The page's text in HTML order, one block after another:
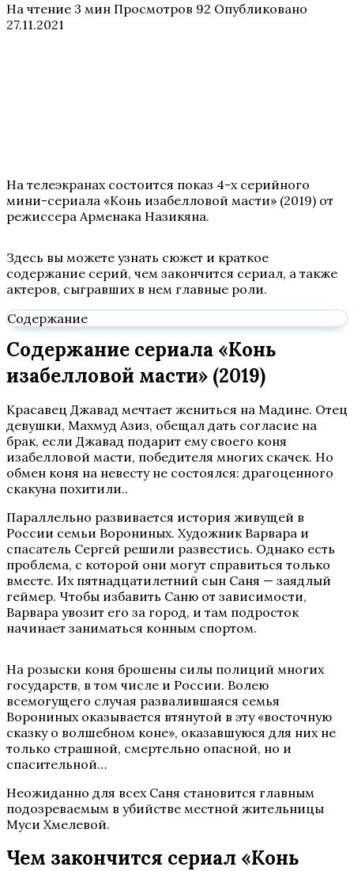
На чтение 3 мин Просмотров 92 Опубликовано
27.11.2021
На телеэкранах состоится показ 4-х серийного
мини-сериала «Конь изабелловой масти» (2019) от
режиссера Арменака Назикяна.
Здесь вы можете узнать сюжет и краткое
содержание серий, чем закончится сериал, а также
актеров, сыгравших в нем главные роли.
Содержание
Содержание сериала «Конь
изабелловой масти» (2019)
Красавец Джавад мечтает жениться на Мадине. Отец
девушки, Махмуд Азиз, обещал дать согласие на
брак, если Джавад подарит ему своего коня
изабелловой масти, победителя многих скачек. Но
обмен коня на невесту не состоялся: драгоценного
скакуна похитили..
Параллельно развивается история живущей в
России семьи Ворониных. Художник Варвара и
спасатель Сергей решили развестись. Однако есть
проблема, с которой они могут справиться только
вместе. Их пятнадцатилетний сын Саня — заядлый
геймер. Чтобы избавить Саню от зависимости,
Варвара увозит его за город, и там подросток
начинает заниматься конным спортом.
На розыски коня брошены силы полиций многих
государств, в том числе и России. Волею
всемогущего случая развалившаяся семья
Ворониных оказывается втянутой в эту «восточную
сказку о волшебном коне», оказавшуюся для них не
только страшной, смертельно опасной, но и
спасительной…
Неожиданно для всех Саня становится главным
подозреваемым в убийстве местной жительницы
Муси Хмелевой.
Чем закончится сериал «Конь